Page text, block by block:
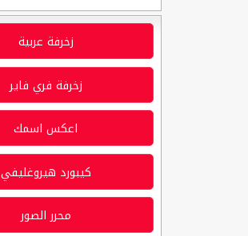
زخرفة عربية
زخرفة فري فاير
اعكس اسمك
كيبورد هيروغليفي
محرر الصور